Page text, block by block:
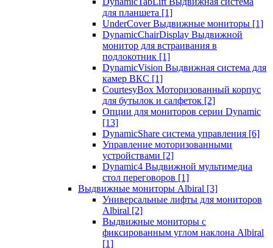
для планшета [1]
UnderCover Выдвижные мониторы [1]
DynamicChairDisplay Выдвижной
монитор для встраивания в
подлокотник [1]
DynamicVision Выдвижная система для
камер ВКС [1]
CourtesyBox Моторизованный корпус
для бутылок и салфеток [2]
Опции для мониторов серии Dynamic
[13]
DynamicShare система управления [6]
Управление моторизованными
устройствами [2]
Dynamic4 Выдвижной мультимедиа
стол переговоров [1]
Выдвижные мониторы Albiral [3]
Универсальные лифты для мониторов
Albiral [2]
Выдвижные мониторы с
фиксированным углом наклона Albiral
[1]